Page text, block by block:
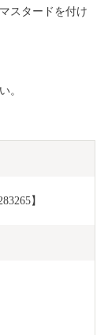
スタードを付け
。
】